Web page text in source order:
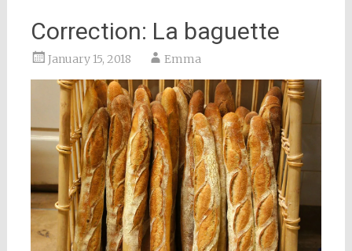
Correction: La baguette
January 15, 2018 Emma